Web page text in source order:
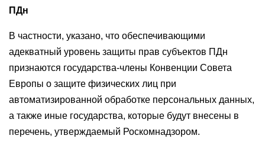
ПДн
В частности, указано, что обеспечивающими
адекватный уровень защиты прав субъектов ПДн
признаются государства-члены Конвенции Совета
Европы о защите физических лиц при
автоматизированной обработке персональных данных,
а также иные государства, которые будут внесены в
перечень, утверждаемый Роскомнадзором.